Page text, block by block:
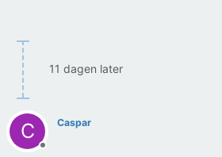
11 dagen later
C
Offline
Caspar